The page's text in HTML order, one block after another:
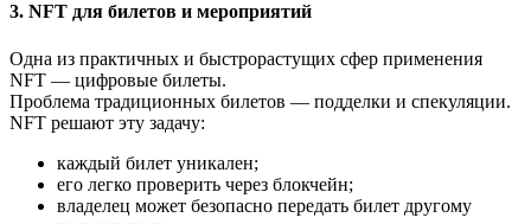
3. NFT для билетов и мероприятий
Одна из практичных и быстрорастущих сфер применения
NFT — цифровые билеты.
Проблема традиционных билетов — подделки и спекуляции.
NFT решают эту задачу:
каждый билет уникален;
его легко проверить через блокчейн;
владелец может безопасно передать билет другому